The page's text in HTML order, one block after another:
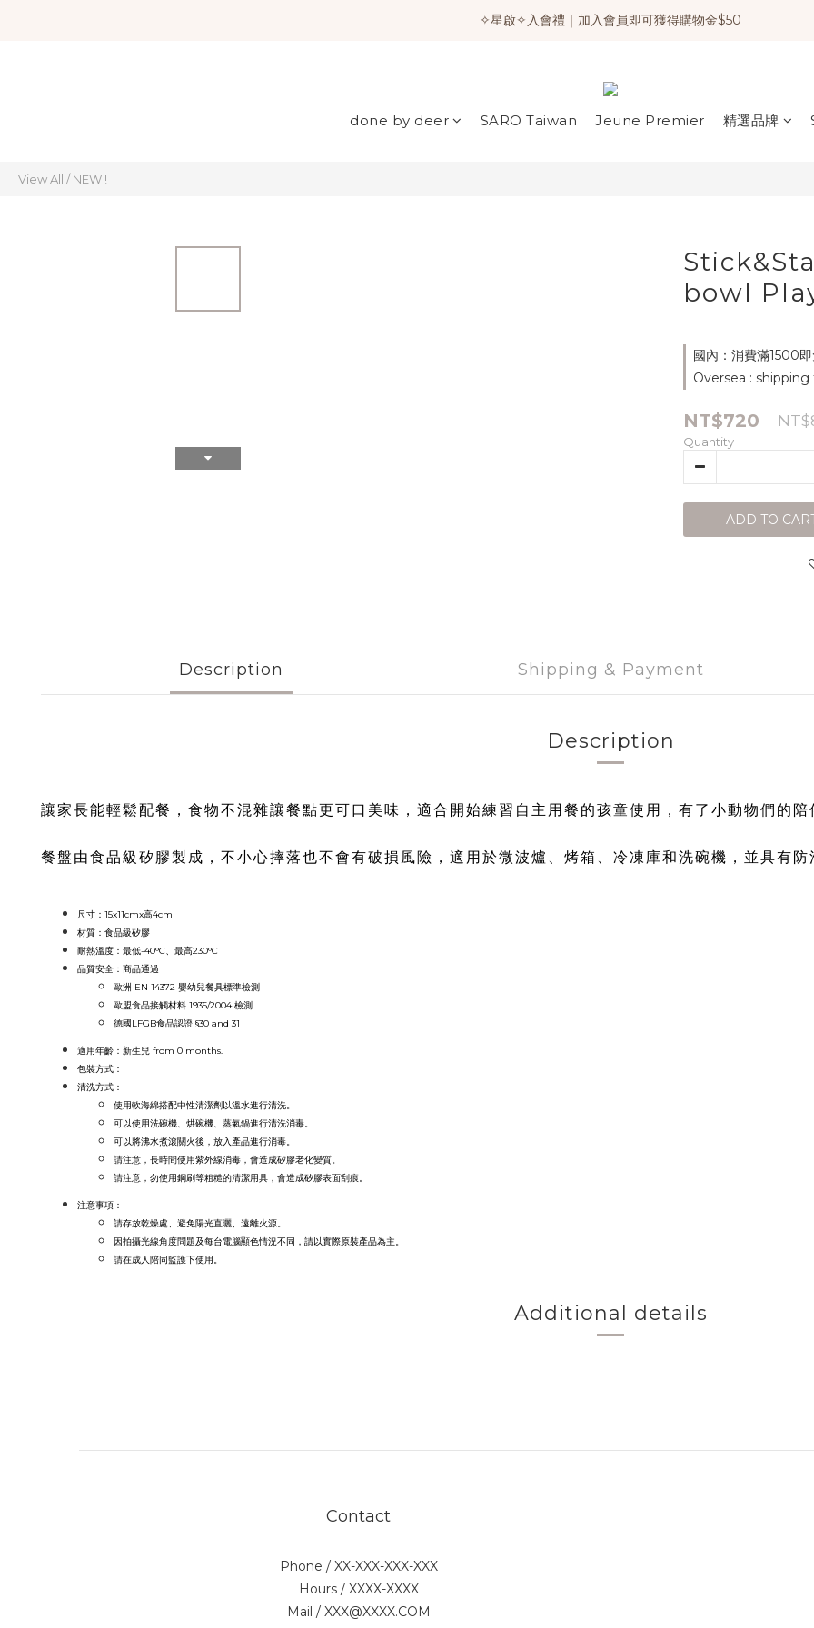
✧星啟✧入會禮｜加入會員即可獲得購物金$50
done by deer SARO Taiwan Jeune Premier 精選品牌
View All /NEW !
bowl
國內：消費滿1500
Oversea :
NT$720
Quantity
ADD TO
Description Shipping & Payment
Description
讓家長能輕鬆配餐，食物不混雜讓餐點更可口美味，適合開始練習自主用餐的孩童使用，有了小動物們的
餐盤由食品級矽膠製成，不小心摔落也不會有破損風險，適用於微波爐、烤箱、冷凍庫和洗碗機，並具有防
尺寸：15x11cmx高4cm
材質：食品級矽膠
耐熱溫度：最低-40°C、最高230°C
品質安全： 商品通過
歐洲 EN 14372 嬰幼兒餐具標準檢測
歐盟食品接觸材料 1935/2004 檢測
德國LFGB食品認證 §30 and 31
適用年齡：新生兒 from 0 months.
包裝方式：
清洗方式：
使用軟海綿搭配中性清潔劑以溫水進行清洗。
可以使用洗碗機、烘碗機、蒸氣鍋進行清洗消毒。
可以將沸水煮滾關火後，放入產品進行消毒。
請注意，長時間使用紫外線消毒，會造成矽膠老化變質。
請注意，勿使用鋼刷等粗糙的清潔用具，會造成矽膠表面刮痕。
注意事項：
請存放乾燥處、避免陽光直曬、遠離火源。
因拍攝光線角度問題及每台電腦顯色情況不同，請以實際原裝產品為主。
請在成人陪同監護下使用。
Additional details
Contact
Phone / XX-XXX-XXX-XXX
Hours / XXXX-XXXX
Mail / XXX@XXXX.COM